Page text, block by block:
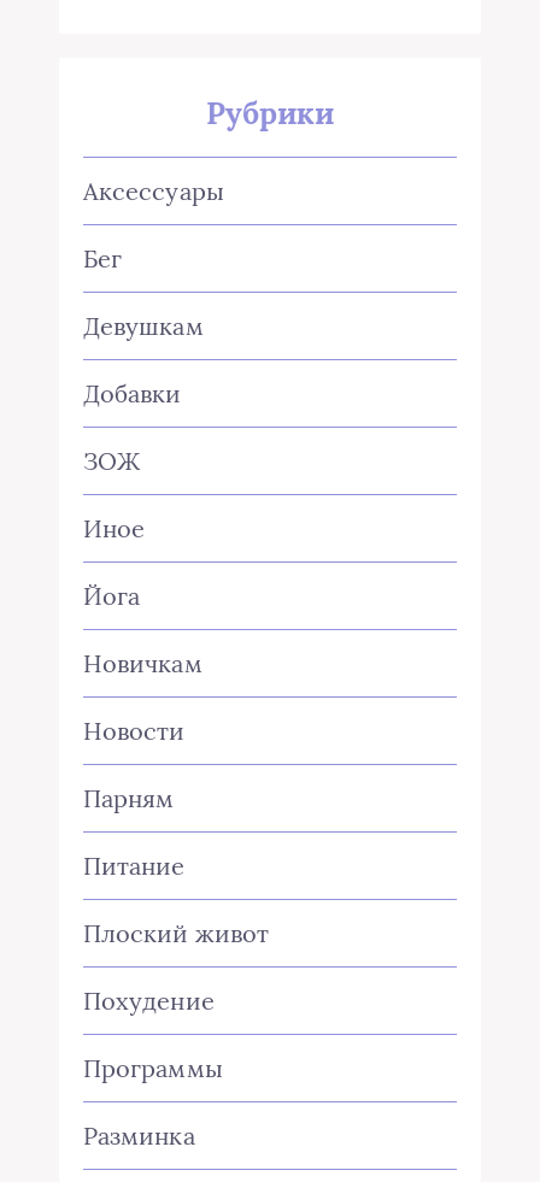
Рубрики
Аксессуары
Бег
Девушкам
Добавки
ЗОЖ
Иное
Йога
Новичкам
Новости
Парням
Питание
Плоский живот
Похудение
Программы
Разминка